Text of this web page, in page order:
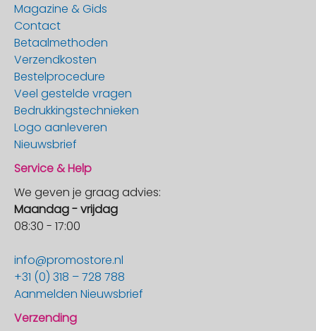
Magazine & Gids
Contact
Betaalmethoden
Verzendkosten
Bestelprocedure
Veel gestelde vragen
Bedrukkingstechnieken
Logo aanleveren
Nieuwsbrief
Service & Help
We geven je graag advies:
Maandag - vrijdag
08:30 - 17:00
info@promostore.nl
+31 (0) 318 – 728 788
Aanmelden Nieuwsbrief
Verzending